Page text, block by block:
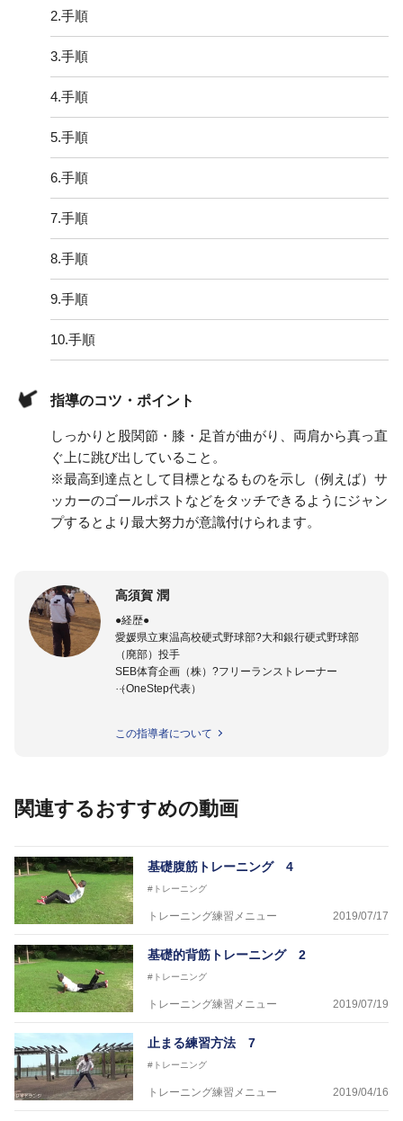
2.手順
3.手順
4.手順
5.手順
6.手順
7.手順
8.手順
9.手順
10.手順
指導のコツ・ポイント
しっかりと股関節・膝・足首が曲がり、両肩から真っ直
ぐ上に跳び出していること。
※最高到達点として目標となるものを示し（例えば）サ
ッカーのゴールポストなどをタッチできるようにジャン
プするとより最大努力が意識付けられます。
高須賀 潤
●経歴●
愛媛県立東温高校硬式野球部?大和銀行硬式野球部
（廃部）投手
SEB体育企画（株）?フリーランストレーナー
（OneStep代表）
今治西高校野球部
川之江高校野球部
済美平成中等教育学校野球部
丹原高校野球部
東温高校野球部
松山西中等教育学校野球部
南宇和高校野球部
八幡浜工業野球部
IPU環太平洋大学短期大学部ソフトボール部
美作大学女子ソフトボール部
●資格●
日本スポーツ協会公認 スポーツプログラマー
～豊かな環境がなくても工夫次第で
この指導者について
関連するおすすめの動画
基礎腹筋トレーニング 4
#トレーニング
トレーニング練習メニュー 2019/07/17
基礎的背筋トレーニング 2
#トレーニング
トレーニング練習メニュー 2019/07/19
止まる練習方法 7
#トレーニング
トレーニング練習メニュー 2019/04/16